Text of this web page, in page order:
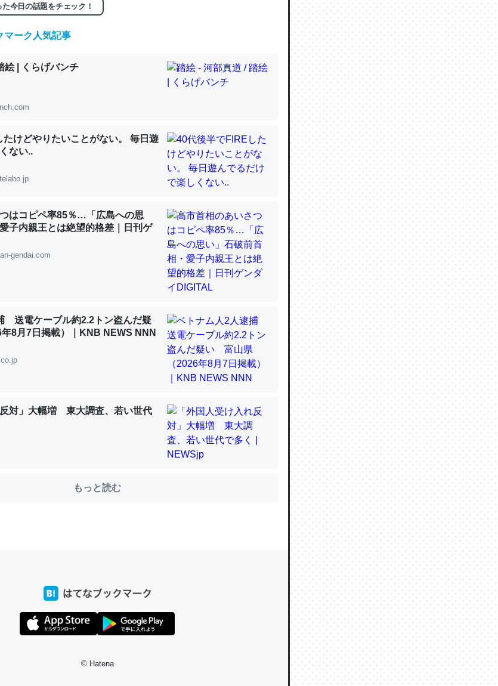
トークンだと英語小説100ページ分くらい。小説でいう「ずっと前
ないけど、短期記憶というには多い分量。進化すればするほど分かり
】昆虫学の大問題＝「昆虫はなぜ海にいないのか」に関する新仮説
ルシウムも酸素も不足してて両方に不利だから両方が拮抗してるので
。海にいる鋏角類（カブトガニ・ウミグモ）はカルシウムを使わずキ
】昆虫学の大問題＝「昆虫はなぜ海にいないのか」に関する新仮説
カルシウムを大量に使う脊椎動物と貝類は苦労してるんだな…。腹足
ップで位置情報を共有してる。電池残量や充電中かが分かるのでこ
Echo Show 8を設定中でした。PrimeとかSpotifyを支払う孝行もで
える残り時間を日数にすると1週間とかの人が多いそうだけど、それ
伸ばす効果があるはず……
今日の話題をチェック！
マーク人気記事
絵 | くらげバンチ
けどやりたいことがない。 毎日遊
ない..
はコピペ率85％…「広島への思
子内親王とは絶望的格差｜日刊ゲ
gendai.com
送電ケーブル約2.2トン盗んだ疑
8月7日掲載）｜KNB NEWS NNN
反対」大幅増 東大調査、若い世代
もっと読む
© Hatena